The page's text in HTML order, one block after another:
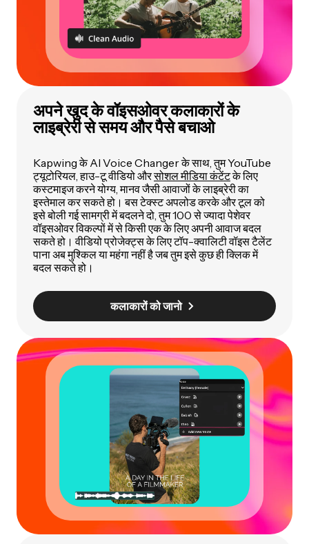
अपने खुद के वॉइसओवर कलाकारों के
लाइब्रेरी से समय और पैसे बचाओ
Kapwing के AI Voice Changer के साथ, तुम YouTube
ट्यूटोरियल, हाउ-टू वीडियो औरसोशल मीडिया कंटेंटके लिए
कस्टमाइज करने योग्य, मानव जैसी आवाजों के लाइब्रेरी का
इस्तेमाल कर सकते हो। बस टेक्स्ट अपलोड करके और टूल को
इसे बोली गई सामग्री में बदलने दो, तुम 100 से ज्यादा पेशेवर
वॉइसओवर विकल्पों में से किसी एक के लिए अपनी आवाज बदल
सकते हो। वीडियो प्रोजेक्ट्स के लिए टॉप-क्वालिटी वॉइस टैलेंट
पाना अब मुश्किल या महंगा नहीं है जब तुम इसे कुछ ही क्लिक में
बदल सकते हो।
कलाकारों को जानो